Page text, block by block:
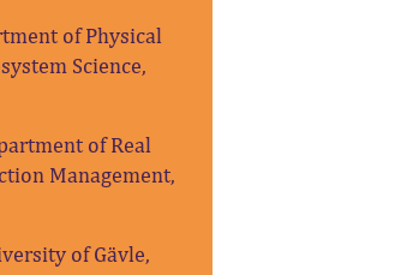
of Physical
Science,
of Real
Management,
of Gävle,